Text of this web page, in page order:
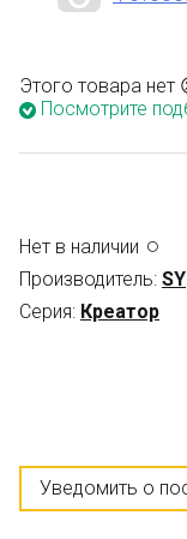
Этого товара нет
Посмотрите
Нет в наличии
Производитель: SY
Серия: Креатор
Уведомить о